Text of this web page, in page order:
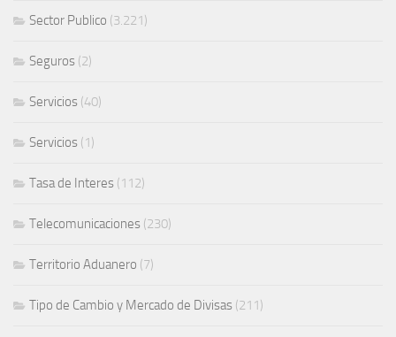
Sector Publico (3.221)
Seguros (2)
Servicios (40)
Servicios (1)
Tasa de Interes (112)
Telecomunicaciones (230)
Territorio Aduanero (7)
Tipo de Cambio y Mercado de Divisas (211)